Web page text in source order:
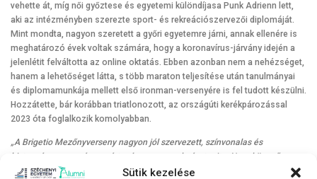
Sütik kezelése
vehette át, míg női győztese és egyetemi különdíjasa Punk Adrienn lett,
aki az intézményben szerezte sport- és rekreációszervezői diplomáját.
Mint mondta, nagyon szeretett a győri egyetemre járni, annak ellenére is
meghatározó évek voltak számára, hogy a koronavírus-járvány idején a
jelenlétit felváltotta az online oktatás. Ebben azonban nem a nehézséget,
hanem a lehetőséget látta, s több maraton teljesítése után tanulmányai
és diplomamunkája mellett első ironman-versenyére is fel tudott készülni.
Hozzátette, bár korábban triatlonozott, az országúti kerékpározással
2023 óta foglalkozik komolyabban.
„A Brigetio Mezőnyverseny nagyon jól szervezett, színvonalas és
biztonságos esemény, ezért szívesen veszek részt rajta. Nem könnyű a
terep, sok az emelkedő, ezért amatőrként is megfelelő felkészülést igényel.